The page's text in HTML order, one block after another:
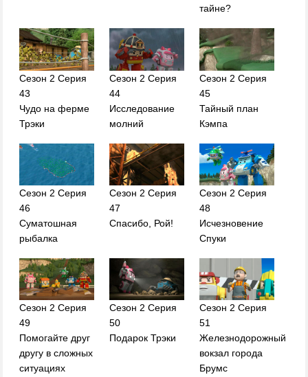
тайне?
Сезон 2 Серия
43
Чудо на ферме
Трэки
Сезон 2 Серия
44
Исследование
молний
Сезон 2 Серия
45
Тайный план
Кэмпа
Сезон 2 Серия
46
Суматошная
рыбалка
Сезон 2 Серия
47
Спасибо, Рой!
Сезон 2 Серия
48
Исчезновение
Спуки
Сезон 2 Серия
49
Помогайте друг
другу в сложных
ситуациях
Сезон 2 Серия
50
Подарок Трэки
Сезон 2 Серия
51
Железнодорожный
вокзал города
Брумс